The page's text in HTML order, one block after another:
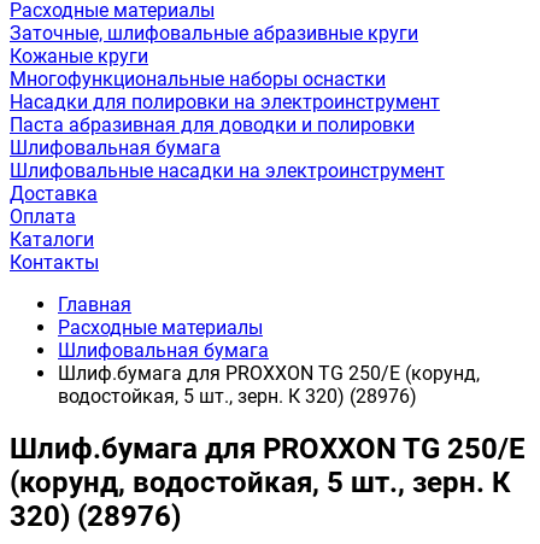
Расходные материалы
Заточные, шлифовальные абразивные круги
Кожаные круги
Многофункциональные наборы оснастки
Насадки для полировки на электроинструмент
Паста абразивная для доводки и полировки
Шлифовальная бумага
Шлифовальные насадки на электроинструмент
Доставка
Оплата
Каталоги
Контакты
Главная
Расходные материалы
Шлифовальная бумага
Шлиф.бумага для PROXXON TG 250/Е (корунд,
водостойкая, 5 шт., зерн. К 320) (28976)
Шлиф.бумага для PROXXON TG 250/Е
(корунд, водостойкая, 5 шт., зерн. К
320) (28976)